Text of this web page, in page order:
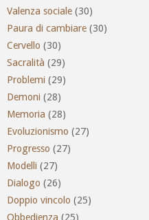
Valenza sociale (30)
Paura di cambiare (30)
Cervello (30)
Sacralità (29)
Problemi (29)
Demoni (28)
Memoria (28)
Evoluzionismo (27)
Progresso (27)
Modelli (27)
Dialogo (26)
Doppio vincolo (25)
Obbedienza (25)